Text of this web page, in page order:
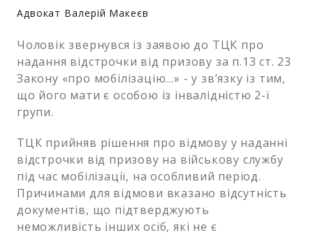
Адвокат Валерій Макеєв
Чоловік звернувся із заявою до ТЦК про
надання відстрочки від призову за п.13 ст. 23
Закону «про мобілізацію…» - у зв’язку із тим,
що його мати є особою із інвалідністю 2-ї
групи.
ТЦК прийняв рішення про відмову у наданні
відстрочки від призову на військову службу
під час мобілізації, на особливий період.
Причинами для відмови вказано відсутність
документів, що підтверджують
неможливість інших осіб, які не є